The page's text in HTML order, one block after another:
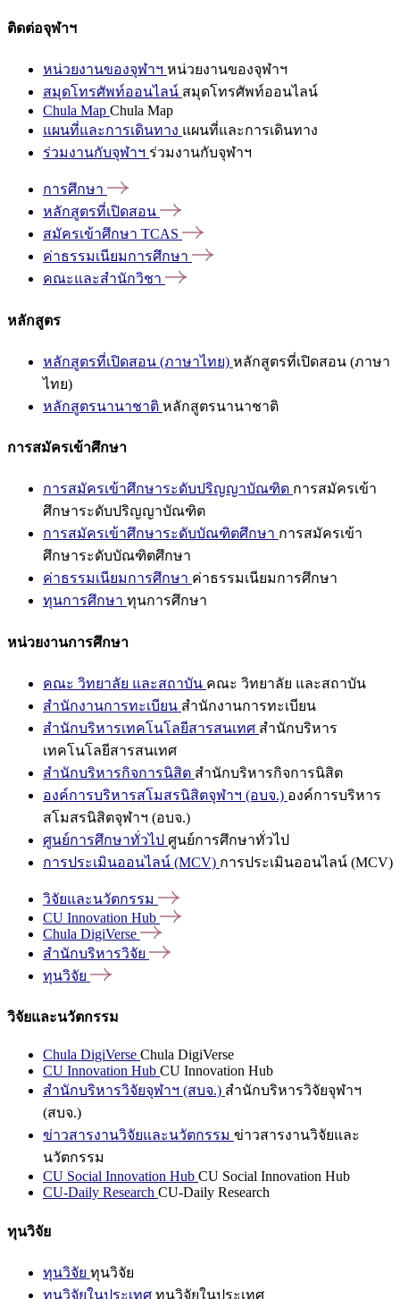
ติดต่อจุฬาฯ
หน่วยงานของจุฬาฯ หน่วยงานของจุฬาฯ
สมุดโทรศัพท์ออนไลน์ สมุดโทรศัพท์ออนไลน์
Chula Map Chula Map
แผนที่และการเดินทาง แผนที่และการเดินทาง
ร่วมงานกับจุฬาฯ ร่วมงานกับจุฬาฯ
การศึกษา
หลักสูตรที่เปิดสอน
สมัครเข้าศึกษา TCAS
ค่าธรรมเนียมการศึกษา
คณะและสำนักวิชา
หลักสูตร
หลักสูตรที่เปิดสอน (ภาษาไทย) หลักสูตรที่เปิดสอน (ภาษา
ไทย)
หลักสูตรนานาชาติ หลักสูตรนานาชาติ
การสมัครเข้าศึกษา
การสมัครเข้าศึกษาระดับปริญญาบัณฑิต การสมัครเข้า
ศึกษาระดับปริญญาบัณฑิต
การสมัครเข้าศึกษาระดับบัณฑิตศึกษา การสมัครเข้า
ศึกษาระดับบัณฑิตศึกษา
ค่าธรรมเนียมการศึกษา ค่าธรรมเนียมการศึกษา
ทุนการศึกษา ทุนการศึกษา
หน่วยงานการศึกษา
คณะ วิทยาลัย และสถาบัน คณะ วิทยาลัย และสถาบัน
สำนักงานการทะเบียน สำนักงานการทะเบียน
สำนักบริหารเทคโนโลยีสารสนเทศ สำนักบริหาร
เทคโนโลยีสารสนเทศ
สำนักบริหารกิจการนิสิต สำนักบริหารกิจการนิสิต
องค์การบริหารสโมสรนิสิตจุฬาฯ (อบจ.) องค์การบริหาร
สโมสรนิสิตจุฬาฯ (อบจ.)
ศูนย์การศึกษาทั่วไป ศูนย์การศึกษาทั่วไป
การประเมินออนไลน์ (MCV) การประเมินออนไลน์ (MCV)
วิจัยและนวัตกรรม
CU Innovation Hub
Chula DigiVerse
สำนักบริหารวิจัย
ทุนวิจัย
วิจัยและนวัตกรรม
Chula DigiVerse Chula DigiVerse
CU Innovation Hub CU Innovation Hub
สำนักบริหารวิจัยจุฬาฯ (สบจ.) สำนักบริหารวิจัยจุฬาฯ
(สบจ.)
ข่าวสารงานวิจัยและนวัตกรรม ข่าวสารงานวิจัยและ
นวัตกรรม
CU Social Innovation Hub CU Social Innovation Hub
CU-Daily Research CU-Daily Research
ทุนวิจัย
ทุนวิจัย ทุนวิจัย
ทุนวิจัยในประเทศ ทุนวิจัยในประเทศ